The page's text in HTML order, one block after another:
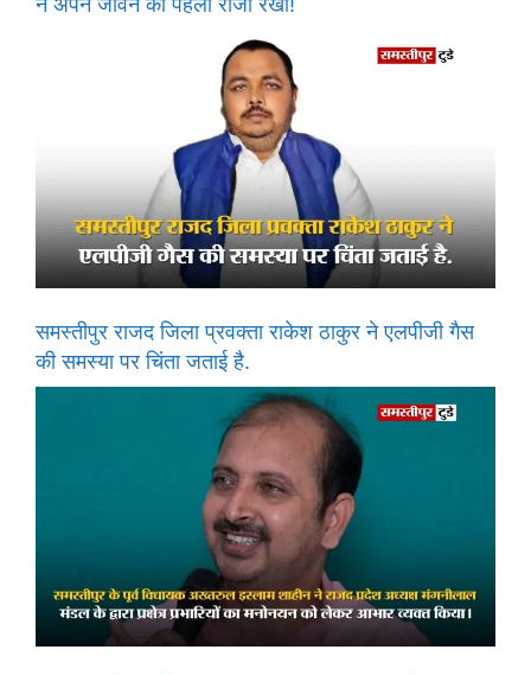
समस्तीपुर राजद जिला प्रवक्ता राकेश ठाकुर ने एलपीजी गैस
की समस्या पर चिंता जताई है.